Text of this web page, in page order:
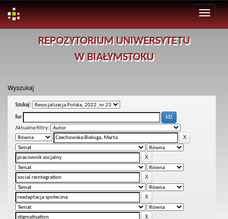
REPOZYTORIUM UNIWERSYTETU
W BIAŁYMSTOKU
Wyszukaj
Szukaj:
for
Aktualne filtry: